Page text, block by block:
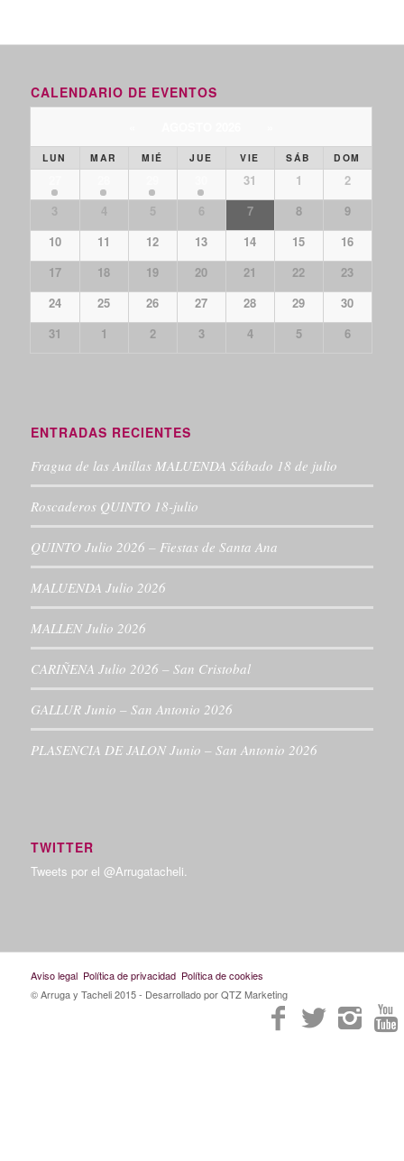
CALENDARIO DE EVENTOS
LUN MAR MIÉ JUE VIE SÁB DOM
31 1
2
3
4 5 6 7 8
9
10
11 12 13 14 15
16
17
18 19 20 21 22
23
24
25 26 27 28 29
30
31
1 2 3 4 5 6
ENTRADAS RECIENTES
Fragua de las Anillas MALUENDA Sábado 18 de julio
Roscaderos QUINTO 18-julio
QUINTO Julio 2026 – Fiestas de Santa Ana
MALUENDA Julio 2026
MALLEN Julio 2026
CARIÑENA Julio 2026 – San Cristobal
GALLUR Junio – San Antonio 2026
PLASENCIA DE JALON Junio – San Antonio 2026
TWITTER
Tweets por el @Arrugatacheli.
Aviso legal Política de privacidad Política de cookies
© Arruga y Tacheli 2015- Desarrollado por QTZ Marketing